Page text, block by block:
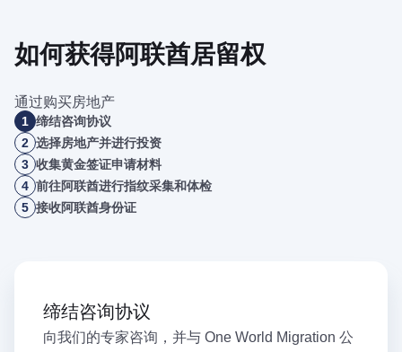
如何获得阿联酋居留权
通过购买房地产
1 缔结咨询协议
2 选择房地产并进行投资
3 收集黄金签证申请材料
4 前往阿联酋进行指纹采集和体检
5 接收阿联酋身份证
缔结咨询协议
向我们的专家咨询，并与 One World Migration 公